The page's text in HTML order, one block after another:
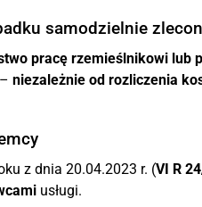
samodzielnie
pracę rzemieślnikowi lub
niezależnie od rozliczenia
z dnia 20.04.2023 r. (VI R
usługi.